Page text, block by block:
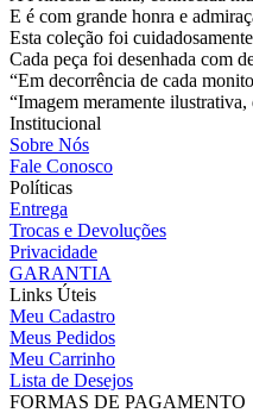
E é com grande honra e
Esta coleção foi
Cada peça foi desenhada com
“Em decorrência de cada
“Imagem meramente ilustrativa,
Institucional
Sobre Nós
Fale Conosco
Políticas
Entrega
Trocas e Devoluções
Privacidade
GARANTIA
Links Úteis
Meu Cadastro
Meus Pedidos
Meu Carrinho
Lista de Desejos
FORMAS DE PAGAMENTO